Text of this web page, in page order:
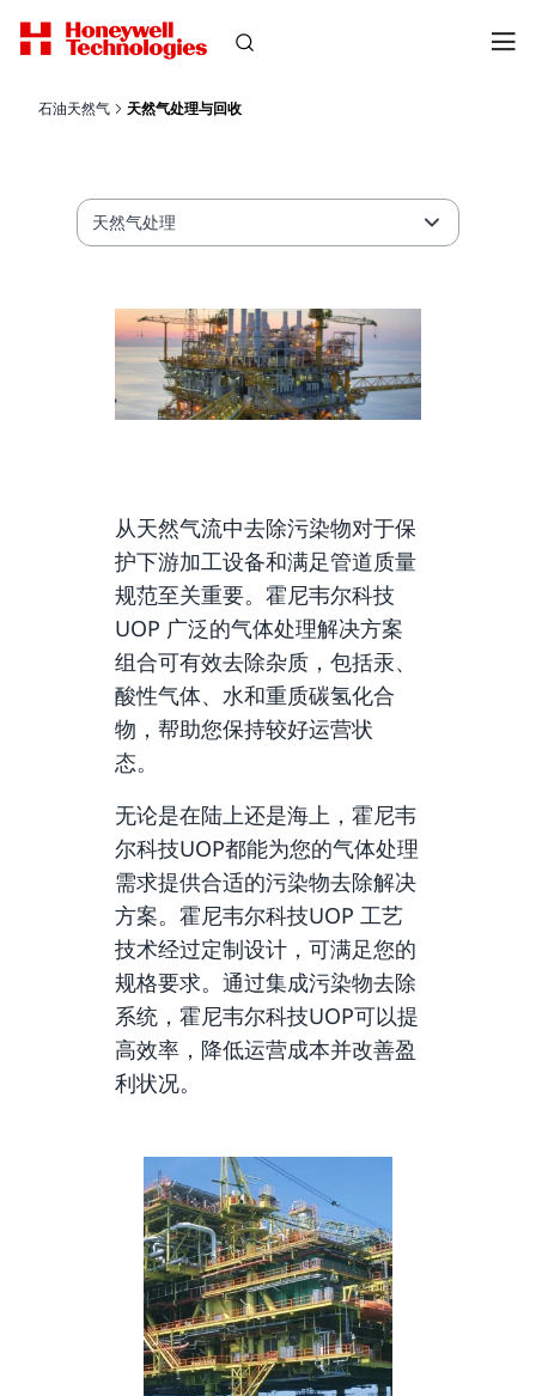
石油天然气 天然气处理与回收
天然气处理
从天然气流中去除污染物对于保
护下游加工设备和满足管道质量
规范至关重要。霍尼韦尔科技
UOP 广泛的气体处理解决方案
组合可有效去除杂质，包括汞、
酸性气体、水和重质碳氢化合
物，帮助您保持较好运营状
态。
无论是在陆上还是海上，霍尼韦
尔科技UOP都能为您的气体处理
需求提供合适的污染物去除解决
方案。霍尼韦尔科技UOP 工艺
技术经过定制设计，可满足您的
规格要求。通过集成污染物去除
系统，霍尼韦尔科技UOP可以提
高效率，降低运营成本并改善盈
利状况。